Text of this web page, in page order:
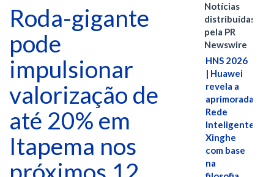
Roda-gigante
pode
impulsionar
valorização de
até 20% em
Itapema nos
Notícias
distribuídas
pela PR
Newswire
HNS 2026
| Huawei
revela a
aprimorada
Rede
Inteligente
Xinghe
com base
na